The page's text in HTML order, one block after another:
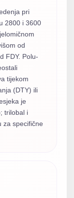
pri
2800 i 3600
od
FDY. Polu-
tijekom
(DTY) ili
je
trilobal i
za specifične